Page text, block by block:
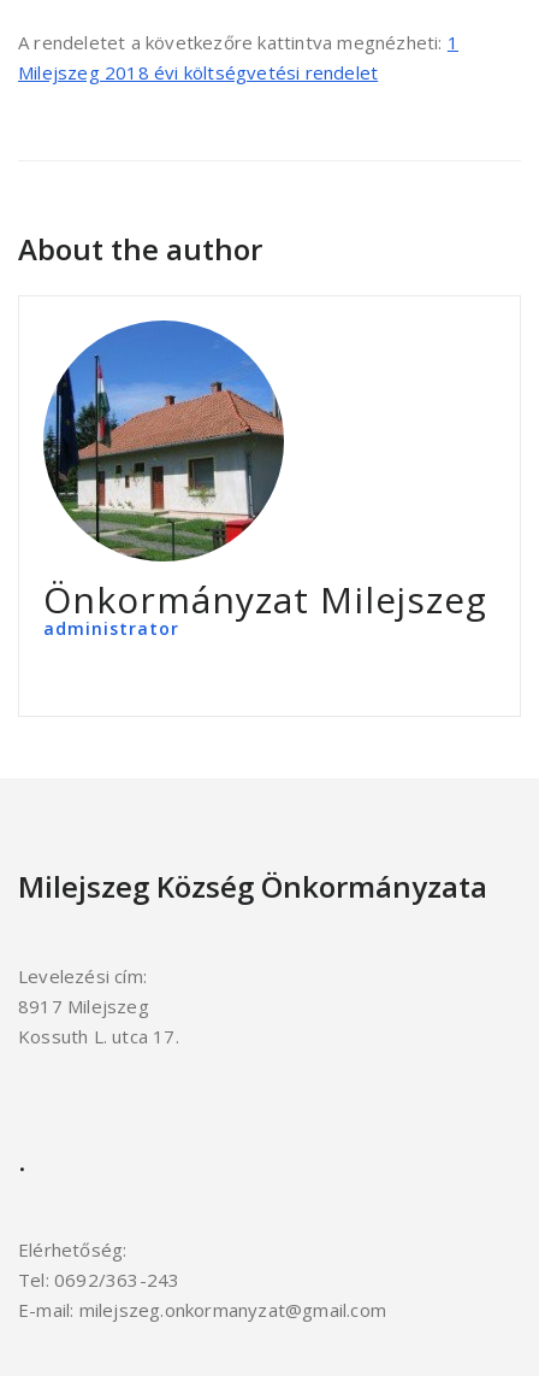
A rendeletet a következőre kattintva megnézheti: 1
Milejszeg 2018 évi költségvetési rendelet
About the author
Önkormányzat Milejszeg
administrator
Milejszeg Község Önkormányzata
Levelezési cím:
8917 Milejszeg
Kossuth L. utca 17.
.
Elérhetőség:
Tel: 0692/363-243
E-mail: milejszeg.onkormanyzat@gmail.com